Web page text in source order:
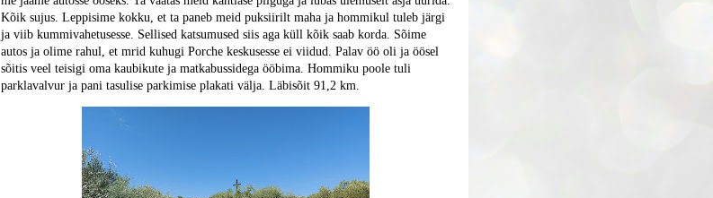
Kõik sujus. Leppisime kokku, et ta paneb meid puksiirilt maha ja hommikul tuleb järgi
ja viib kummivahetusesse. Sellised katsumused siis aga küll kõik saab korda. Sõime
autos ja olime rahul, et mrid kuhugi Porche keskusesse ei viidud. Palav öö oli ja öösel
sõitis veel teisigi oma kaubikute ja matkabussidega ööbima. Hommiku poole tuli
parklavalvur ja pani tasulise parkimise plakati välja. Läbisõit 91,2 km.